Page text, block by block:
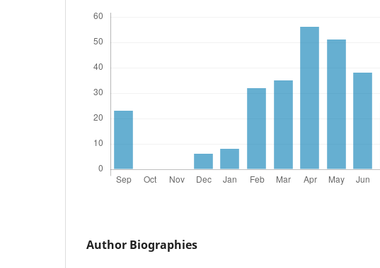
Author Biographies